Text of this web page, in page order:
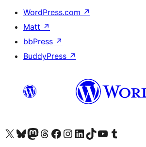
WordPress.com ↗
Matt ↗
bbPress ↗
BuddyPress ↗
Visit our X (formerly Twitter) account
Visit our Bluesky account
Visit our Mastodon account
Visit our Threads account
Visit our Facebook page
Visit our Instagram account
Visit our LinkedIn account
Visit our TikTok account
Visit our YouTube channel
Visit our Tumblr account